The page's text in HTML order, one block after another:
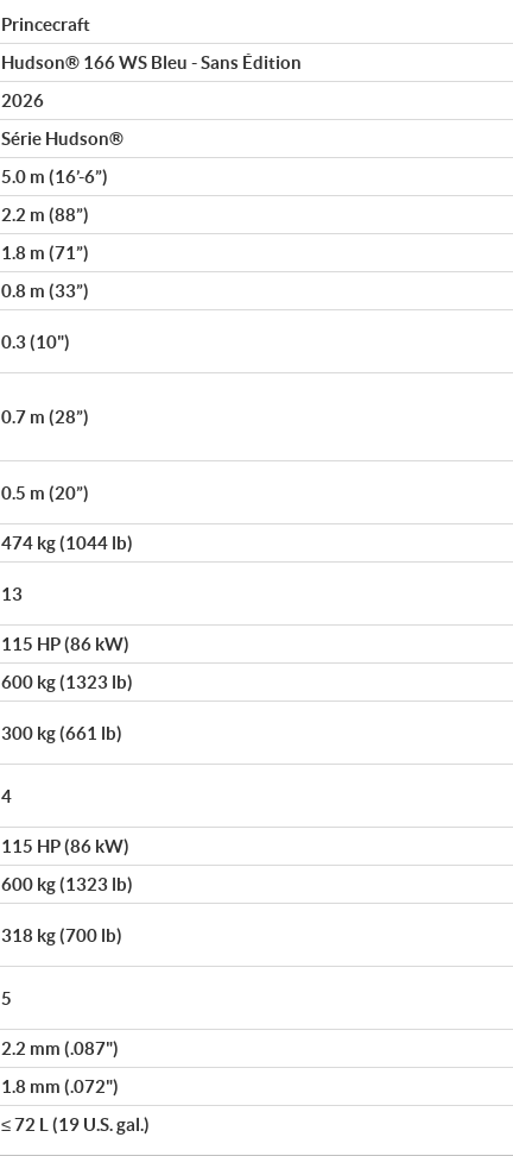
Princecraft
Hudson® 166 WS Bleu - Sans Édition
2026
Série Hudson®
5.0 m (16’-6”)
2.2 m (88”)
1.8 m (71”)
0.8 m (33”)
0.3 (10")
0.7 m (28”)
0.5 m (20”)
474 kg (1044 lb)
13
115 HP (86 kW)
600 kg (1323 lb)
300 kg (661 lb)
4
115 HP (86 kW)
600 kg (1323 lb)
318 kg (700 lb)
5
2.2 mm (.087")
1.8 mm (.072")
≤ 72 L (19 U.S. gal.)